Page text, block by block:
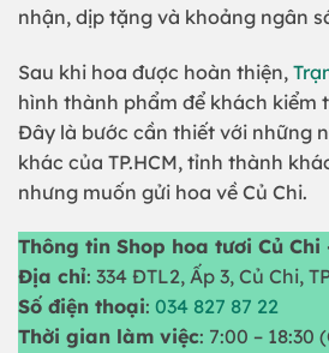
nhận, dịp tặng và khoảng ngân
Sau khi hoa được hoàn thiện,
hình thành phẩm để khách kiểm
Đây là bước cần thiết với những
khác của TP.HCM, tỉnh thành
nhưng muốn gửi hoa về Củ Chi.
Thông tin Shop hoa tươi Củ Chi
Địa chỉ: 334 ĐTL2, Ấp 3, Củ Chi,
Số điện thoại: 034 827 87 22
Thời gian làm việc: 7:00 – 18:30